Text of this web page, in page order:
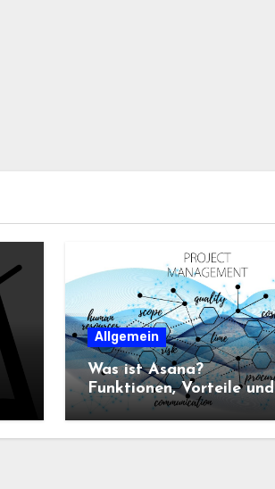
Allgemein
Was ist Asana?
Funktionen, Vorteile und
Einsatz im
Projektmanagement